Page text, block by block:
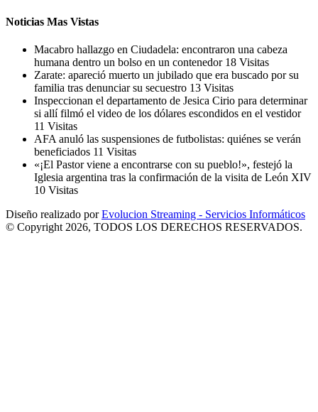
Noticias Mas Vistas
Macabro hallazgo en Ciudadela: encontraron una cabeza
humana dentro un bolso en un contenedor 18 Visitas
Zarate: apareció muerto un jubilado que era buscado por su
familia tras denunciar su secuestro 13 Visitas
Inspeccionan el departamento de Jesica Cirio para determinar
si allí filmó el video de los dólares escondidos en el vestidor
11 Visitas
AFA anuló las suspensiones de futbolistas: quiénes se verán
beneficiados 11 Visitas
«¡El Pastor viene a encontrarse con su pueblo!», festejó la
Iglesia argentina tras la confirmación de la visita de León XIV
10 Visitas
Diseño realizado porEvolucion Streaming - Servicios Informáticos
© Copyright 2026, TODOS LOS DERECHOS RESERVADOS.